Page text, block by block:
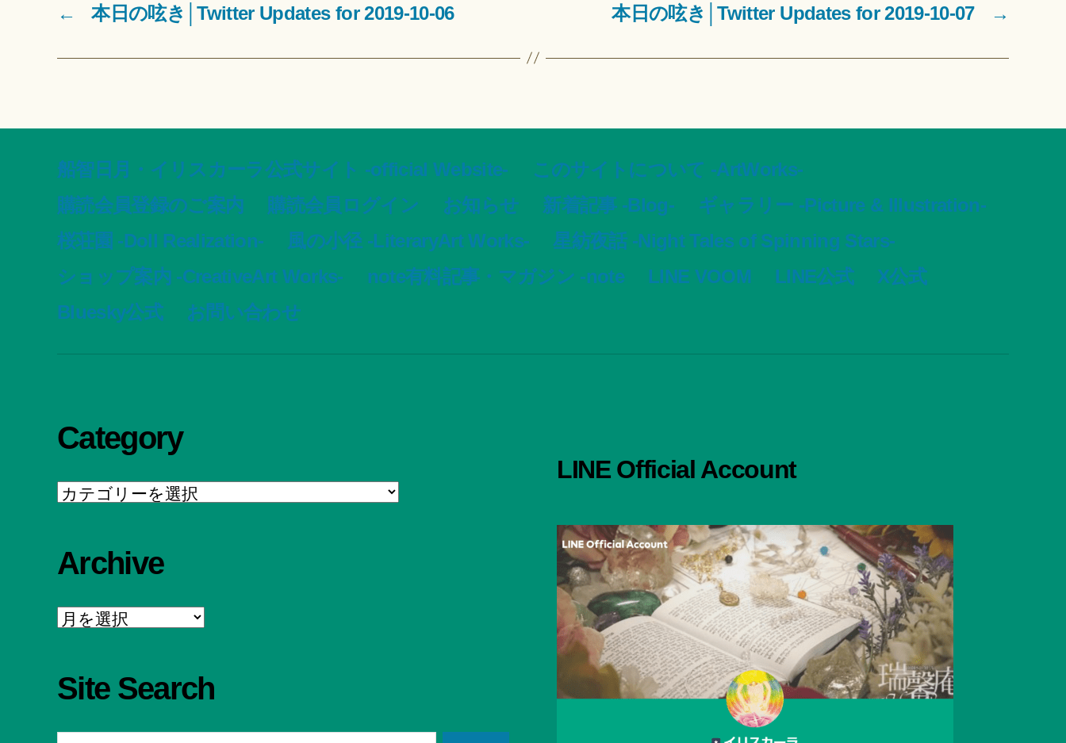
← 本日の呟き│Twitter Updates for 2019-10-06 →
本日の呟き│Twitter Updates for 2019-10-07
船智日月・イリスカーラ公式サイト -official Website-
このサイトについて -ArtWorks-
購読会員登録のご案内
購読会員ログイン お知らせ 新着記事 -Blog-
ギャラリー -Picture & Illustration-
桜荘園 -Doll Realization-
風の小径 -LiteraryArt Works-
星紡夜話 -Night Tales of Spinning Stars-
ショップ案内 -CreativeArt Works-
note有料記事・マガジン -note LINE VOOM LINE公式
X公式
Bluesky公式
お問い合わせ
Category
Category
Archive
Archive
Site Search
LINE Official Account